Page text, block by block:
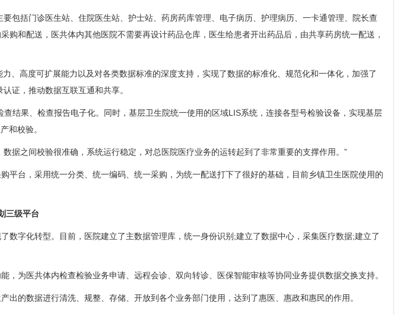
括门诊医生站、住院医生站、护士站、药房药库管理、电子病历、护理病历、一卡通管理、院长查
和配送，医共体内其他医院不需要再设计药品仓库，医生给患者开出药品后，由共享药房统一配送，
高度可扩展能力以及对各类数据标准的深度支持，实现了数据的标准化、规范化和一体化，加强了
证，推动数据互联互通和共享。
果、检查报告电子化。同时，基层卫生院统一使用的区域LIS系统，连接各型号检验设备，实现基层
和校验。
之间校验很准确，系统运行稳定，对总医院医疗业务的运转起到了非常重要的支撑作用。”
台，采用统一分类、统一编码、统一采购，为统一配送打下了很好的基础，目前乡镇卫生医院使用的
三级平台
字化转型。目前，医院建立了主数据管理库，统一身份识别;建立了数据中心，采集医疗数据;建立了
医共体内检查检验业务申请、远程会诊、双向转诊、医保智能审核等协同业务提供数据交换支持。
数据进行清洗、规整、存储、开放到各个业务部门使用，达到了惠医、惠政和惠民的作用。